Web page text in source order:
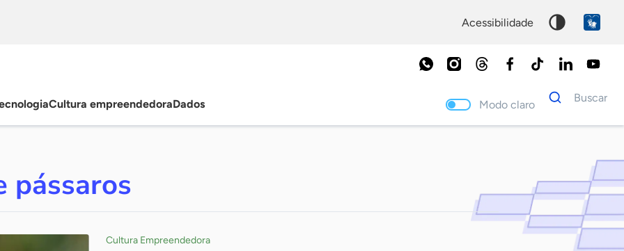
acessibilidade
Cultura empreendedoraDados Modo claro
Dados
para
Buscar
pássaros
Cultura Empreendedora